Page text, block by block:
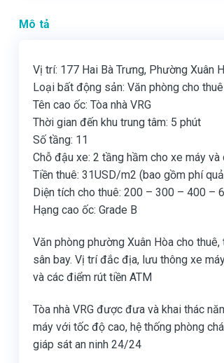
Mô tả
Vị trí: 177 Hai Bà Trưng, Phường Xuân
Loại bất động sản: Văn phòng cho thuê
Tên cao ốc: Tòa nhà VRG
Thời gian đến khu trung tâm: 5 phút
Số tầng: 11
Chỗ đậu xe: 2 tầng hầm cho xe máy và
Tiền thuê: 31USD/m2 (bao gồm phí
Diện tích cho thuê: 200 – 300 – 400 –
Hạng cao ốc: Grade B
Văn phòng phường Xuân Hòa cho
sân bay. Vị trí đắc địa, lưu thông xe
và các điểm rút tiền ATM
Tòa nhà VRG được đưa và khai thác
máy với tốc độ cao, hệ thống phòng
giáp sát an ninh 24/24